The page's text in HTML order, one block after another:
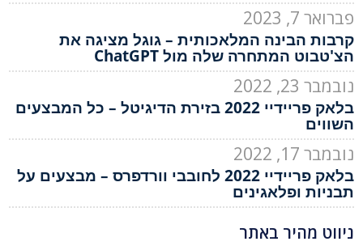
פברואר 7, 2023
קרבות הבינה המלאכותית – גוגל מציגה את
הצ'טבוט המתחרה שלה מול ChatGPT
נובמבר 23, 2022
בלאק פריידיי 2022 בזירת הדיגיטל – כל המבצעים
השווים
נובמבר 17, 2022
בלאק פריידיי 2022 לחובבי וורדפרס – מבצעים על
תבניות ופלאגינים
ניווט מהיר באתר